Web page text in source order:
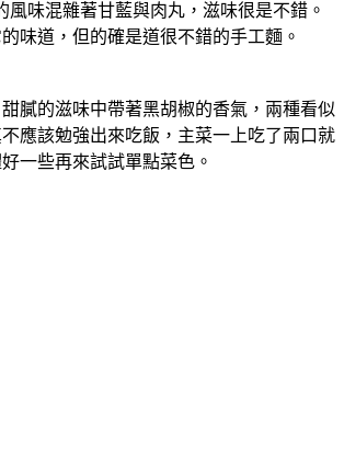
味混雜著甘藍與肉丸，滋味很是不錯。
味道，但的確是道很不錯的手工麵。
膩的滋味中帶著黑胡椒的香氣，兩種看似
應該勉強出來吃飯，主菜一上吃了兩口就
一些再來試試單點菜色。